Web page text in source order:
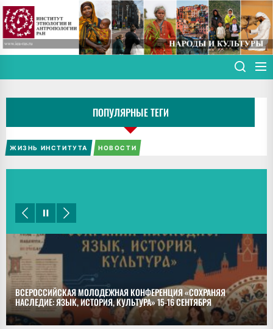
Skip
to
the
content
ПОПУЛЯРНЫЕ ТЕГИ
ЖИЗНЬ ИНСТИТУТА НОВОСТИ
ВСЕРОССИЙСКАЯ МОЛОДЕЖНАЯ КОНФЕРЕНЦИЯ «СОХРАНЯЯ
НАСЛЕДИЕ: ЯЗЫК, ИСТОРИЯ, КУЛЬТУРА» 15-16 СЕНТЯБРЯ